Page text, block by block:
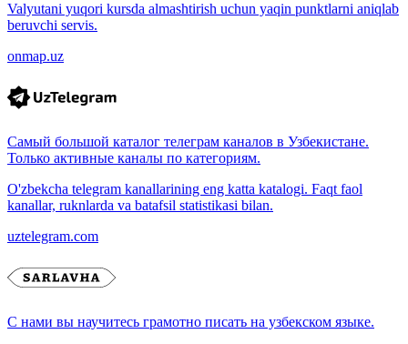
Valyutani yuqori kursda almashtirish uchun yaqin punktlarni aniqlab
beruvchi servis.
onmap.uz
Самый большой каталог телеграм каналов в Узбекистане.
Только активные каналы по категориям.
O'zbekcha telegram kanallarining eng katta katalogi. Faqt faol
kanallar, ruknlarda va batafsil statistikasi bilan.
uztelegram.com
С нами вы научитесь грамотно писать на узбекском языке.